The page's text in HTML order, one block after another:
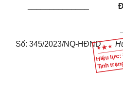
Hiệu
Tình
Số: 345/2023/NQ-HĐND